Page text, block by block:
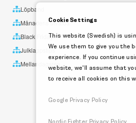
Löpband
Månadens utvalda
Black Friday
Julklappstips
Mellandagsrea
Cookie Settings
This website (Swedish) is
We use them to give you the
experience. If you continue
website, we'll assume that
to receive all cookies on this
Google Privacy Policy